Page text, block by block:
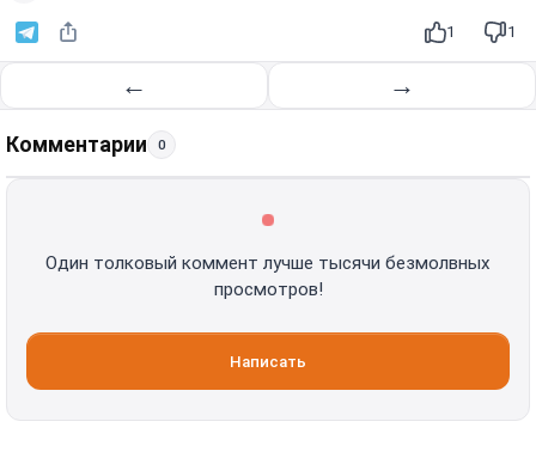
1 1
← →
Комментарии 0
Один толковый коммент лучше тысячи безмолвных
просмотров!
Написать